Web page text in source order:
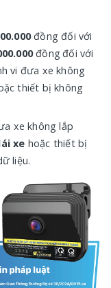
đồng đối với
đồng đối với
vi đưa xe không
thiết bị không
xe không lắp
xe hoặc thiết bị
liệu.